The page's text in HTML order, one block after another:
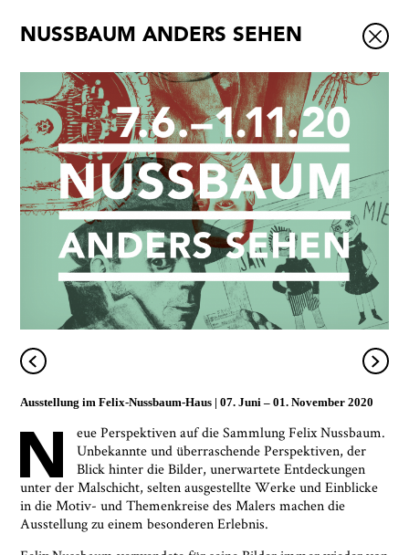
NUSSBAUM ANDERS SEHEN
Ausstellung imFelix-Nussbaum-Haus 07. Juni –01. November 2020
N
eue Perspektiven auf die Sammlung Felix Nussbaum.
Unbekannte und überraschende Perspektiven, der
Blick hinter die Bilder, unerwartete Entdeckungen
unter der Malschicht, selten ausgestellte Werke und Einblicke
in die Motiv- und Themenkreise des Malers machen die
Ausstellung zu einem besonderen Erlebnis.
Veranstaltungen
Museumsquartier
Vermittlung
Besuch
Kontakt
1x